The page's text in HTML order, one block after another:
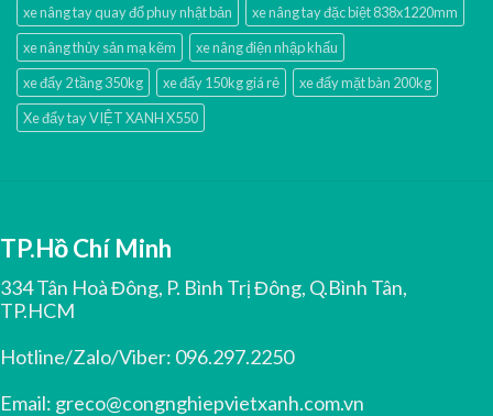
xe nâng tay quay đổ phuy nhật bản
xe nâng tay đặc biệt 838x1220mm
xe nâng thủy sản mạ kẽm
xe nâng điện nhập khấu
xe đẩy 2 tầng 350kg
xe đẩy 150kg giá rẻ
xe đẩy mặt bàn 200kg
Xe đẩy tay VIỆT XANH X550
TP.Hồ Chí Minh
334 Tân Hoà Đông, P. Bình Trị Đông, Q.Bình Tân,
TP.HCM
Hotline/Zalo/Viber: 096.297.2250
Email: greco@congnghiepvietxanh.com.vn